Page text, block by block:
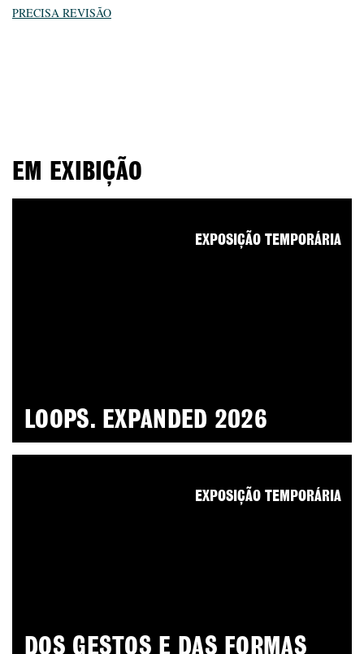
PRECISA REVISÃO
EM EXIBIÇÃO
LOOPS. EXPANDED 2026
EXPOSIÇÃO TEMPORÁRIA
DOS GESTOS E DAS FORMAS
EXPOSIÇÃO TEMPORÁRIA